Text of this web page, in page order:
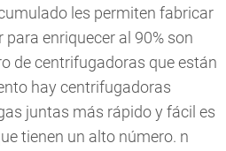
les permiten fabricar
enriquecer al 90% son
de centrifugadoras que están
hay centrifugadoras
juntas más rápido y fácil es
tienen un alto número. n